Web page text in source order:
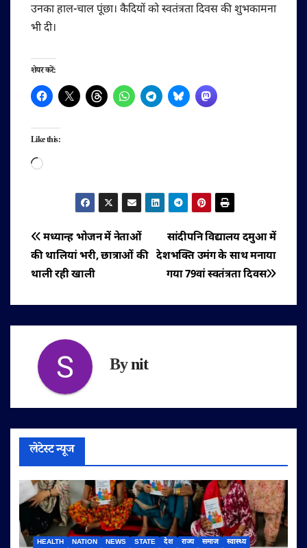
उनका हाल-चाल पूंछा। कैदियों को स्वतंत्रता दिवस की शुभकामना
भी दी।
शेयर करें:
Like this:
Loading…
पोस्ट
नेविगेशन
सांदीपनि विद्यालय दमुआ में
देशभक्ति उमंग के साथ मनाया
गया 79वां स्वतंत्रता दिवस
मध्यान्ह भोजन में नेताओं
की थालियां भरी, छात्राओं की
थाली रही खाली
Bynit
लेटेस्ट न्यूज
HEALTH NATION NEWS STATE देश राज्य समाज स्वास्थ्य